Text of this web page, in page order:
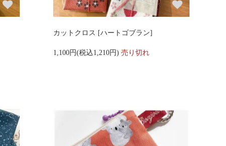
カットクロス [ハートゴブラン]
1,100円(税込1,210円) 売り切れ